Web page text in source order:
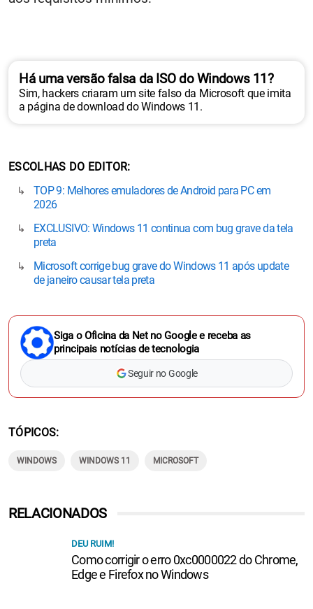
Há uma versão falsa da ISO do Windows 11?
Sim, hackers criaram um site falso da Microsoft que imita
a página de download do Windows 11.
ESCOLHAS DO EDITOR
TOP 9: Melhores emuladores de Android para PC em
2026
EXCLUSIVO: Windows 11 continua com bug grave da tela
preta
Microsoft corrige bug grave do Windows 11 após update
de janeiro causar tela preta
Siga o Oficina da Net no Google e receba as
principais notícias de tecnologia
Seguir no Google
TÓPICOS
WINDOWS WINDOWS 11 MICROSOFT
RELACIONADOS
DEU RUIM!
Como corrigir o erro 0xc0000022 do Chrome,
Edge e Firefox no Windows